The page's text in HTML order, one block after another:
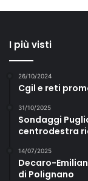
I più visti
26/10/2024
Cgil e reti
31/10/2025
Sondaggi
centrodestra
14/07/2025
Decaro-
di Polignano